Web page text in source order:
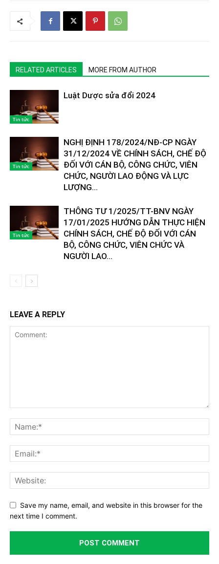
RELATED ARTICLES MORE FROM AUTHOR
Tin tức
Luật Dược sửa đổi 2024
Tin tức
NGHỊ ĐỊNH 178/2024/NĐ-CP NGÀY
31/12/2024 VỀ CHÍNH SÁCH, CHẾ ĐỘ
ĐỐI VỚI CÁN BỘ, CÔNG CHỨC, VIÊN
CHỨC, NGƯỜI LAO ĐỘNG VÀ LỰC
LƯỢNG...
Tin tức
THÔNG TƯ 1/2025/TT-BNV NGÀY
17/01/2025 HƯỚNG DẪN THỰC HIỆN
CHÍNH SÁCH, CHẾ ĐỘ ĐỐI VỚI CÁN
BỘ, CÔNG CHỨC, VIÊN CHỨC VÀ
NGƯỜI LAO...
LEAVE A REPLY
Save my name, email, and website in this browser for the
next time I comment.